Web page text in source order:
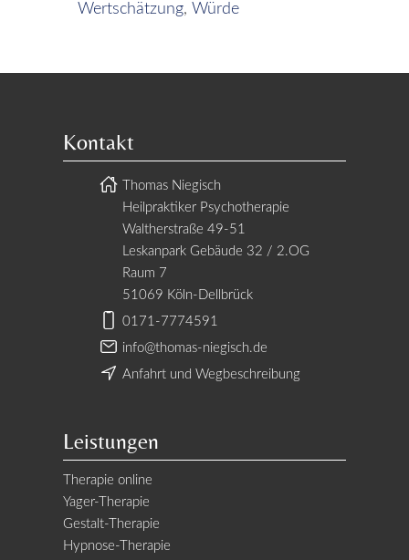
Wertschätzung, Würde
Kontakt
Thomas Niegisch
Heilpraktiker Psychotherapie
Waltherstraße 49-51
Leskanpark Gebäude 32 / 2.OG
Raum 7
51069 Köln-Dellbrück
0171-7774591
info@thomas-niegisch.de
Anfahrt und Wegbeschreibung
Leistungen
Therapie online
Yager-Therapie
Gestalt-Therapie
Hypnose-Therapie